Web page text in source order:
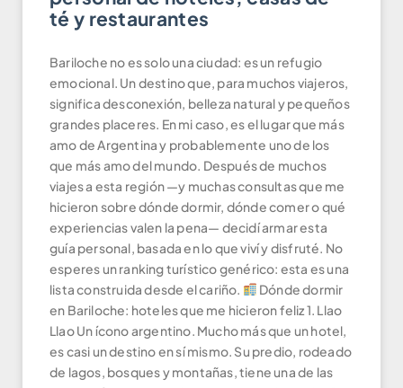
té y restaurantes
Bariloche no es solo una ciudad: es un refugio
emocional. Un destino que, para muchos viajeros,
significa desconexión, belleza natural y pequeños
grandes placeres. En mi caso, es el lugar que más
amo de Argentina y probablemente uno de los
que más amo del mundo. Después de muchos
viajes a esta región —y muchas consultas que me
hicieron sobre dónde dormir, dónde comer o qué
experiencias valen la pena— decidí armar esta
guía personal, basada en lo que viví y disfruté. No
esperes un ranking turístico genérico: esta es una
lista construida desde el cariño.
Dónde dormir
en Bariloche: hoteles que me hicieron feliz 1. Llao
Llao Un ícono argentino. Mucho más que un hotel,
es casi un destino en sí mismo. Su predio, rodeado
de lagos, bosques y montañas, tiene una de las